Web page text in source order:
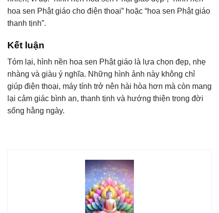
hoa sen Phật giáo cho điện thoại” hoặc “hoa sen Phật giáo
thanh tịnh”.
Kết luận
Tóm lại, hình nền hoa sen Phật giáo là lựa chọn đẹp, nhẹ
nhàng và giàu ý nghĩa. Những hình ảnh này không chỉ
giúp điện thoại, máy tính trở nên hài hòa hơn mà còn mang
lại cảm giác bình an, thanh tịnh và hướng thiện trong đời
sống hằng ngày.